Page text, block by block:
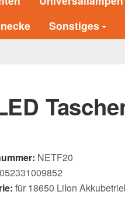
Sonstiges
NETF20
für 18650 LiIon